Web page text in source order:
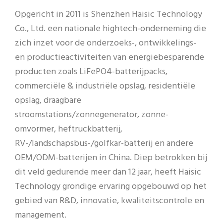
Opgericht in 2011 is Shenzhen Haisic Technology
Co., Ltd. een nationale hightech-onderneming die
zich inzet voor de onderzoeks-, ontwikkelings-
en productieactiviteiten van energiebesparende
producten zoals LiFePO4-batterijpacks,
commerciële & industriële opslag, residentiële
opslag, draagbare
stroomstations/zonnegenerator, zonne-
omvormer, heftruckbatterij,
RV-/landschapsbus-/golfkar-batterij en andere
OEM/ODM-batterijen in China. Diep betrokken bij
dit veld gedurende meer dan 12 jaar, heeft Haisic
Technology grondige ervaring opgebouwd op het
gebied van R&D, innovatie, kwaliteitscontrole en
management.